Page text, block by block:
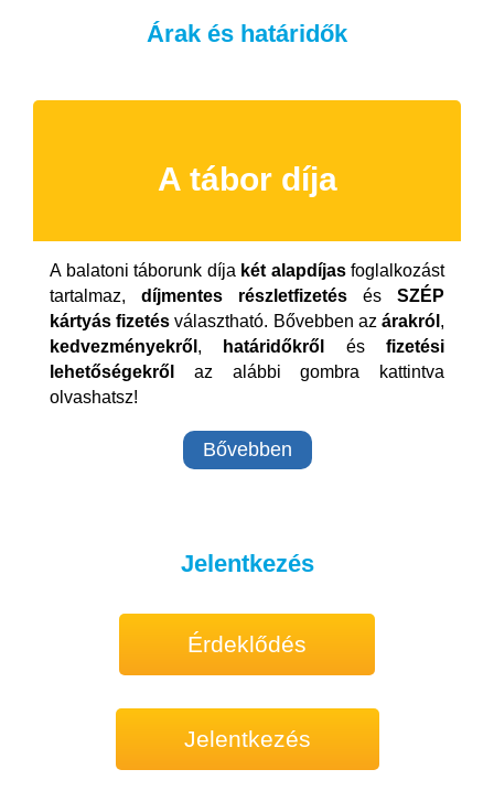
Árak és határidők
A tábor díja
A balatoni táborunk díja két alapdíjasfoglalkozást
tartalmaz, díjmentes részletfizetés és SZÉP
kártyás fizetés választható. Bővebben azárakról ,
kedvezményekről , határidőkről ésfizetési
lehetőségekről
az alábbi gombra kattintva
olvashatsz!
Bővebben
Jelentkezés
Érdeklődés
Jelentkezés